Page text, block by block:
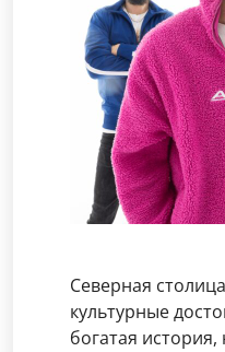
Северная
культурные
богатая история,